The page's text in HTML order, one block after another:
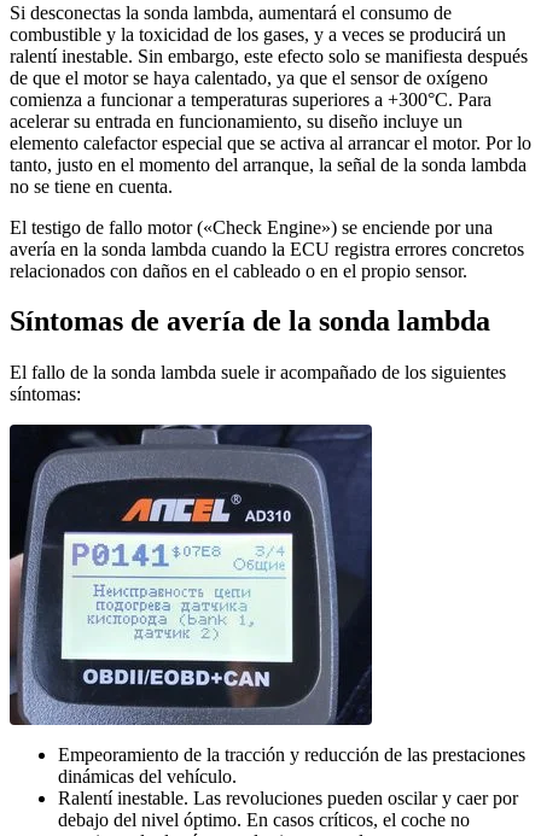
Si desconectas la sonda lambda, aumentará el consumo de
combustible y la toxicidad de los gases, y a veces se producirá un
ralentí inestable. Sin embargo, este efecto solo se manifiesta después
de que el motor se haya calentado, ya que el sensor de oxígeno
comienza a funcionar a temperaturas superiores a +300°C. Para
acelerar su entrada en funcionamiento, su diseño incluye un
elemento calefactor especial que se activa al arrancar el motor. Por lo
tanto, justo en el momento del arranque, la señal de la sonda lambda
no se tiene en cuenta.
El testigo de fallo motor («Check Engine») se enciende por una
avería en la sonda lambda cuando la ECU registra errores concretos
relacionados con daños en el cableado o en el propio sensor.
Síntomas de avería de la sonda lambda
El fallo de la sonda lambda suele ir acompañado de los siguientes
síntomas:
Empeoramiento de la tracción y reducción de las prestaciones
dinámicas del vehículo.
Ralentí inestable. Las revoluciones pueden oscilar y caer por
debajo del nivel óptimo. En casos críticos, el coche no